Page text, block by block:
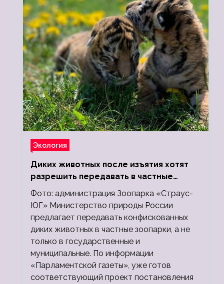
Экология
Диких животных после изъятия хотят
разрешить передавать в частные
зоопарки
Фото: администрация Зоопарка «Страус-
ЮГ» Министерство природы России
предлагает передавать конфискованных
диких животных в частные зоопарки, а не
только в государственные и
муниципальные. По информации
«Парламентской газеты», уже готов
соответствующий проект постановления